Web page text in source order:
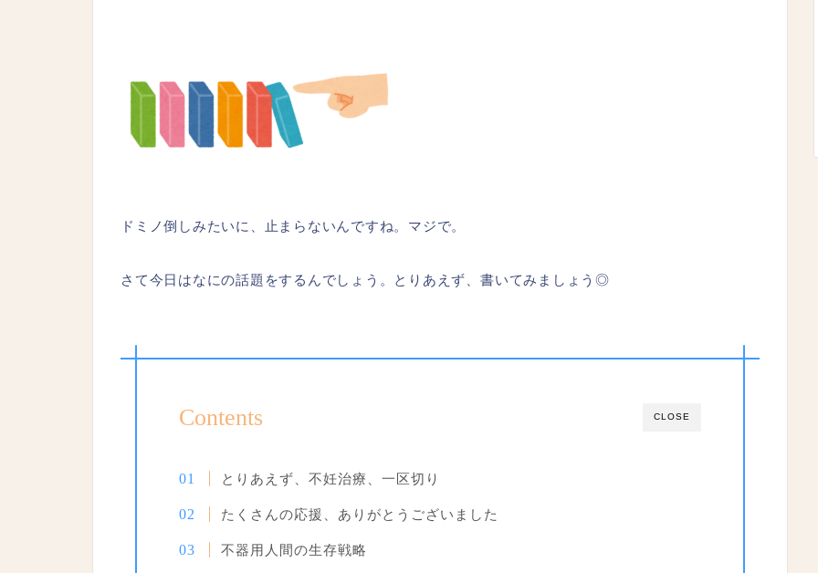
ドミノ倒しみたいに、止まらないんですね。マジで。
さて今日はなにの話題をするんでしょう。とりあえず、書いてみましょう◎
CLOSE
Contents
とりあえず、不妊治療、一区切り
たくさんの応援、ありがとうございました
不器用人間の生存戦略